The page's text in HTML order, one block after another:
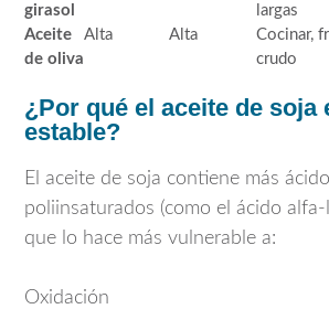
girasol
largas
Aceite
de oliva
Alta Alta
Cocinar,
crudo
¿Por qué el aceite de soja
estable?
El aceite de soja contiene más
poliinsaturados (como el ácido
que lo hace más vulnerable a:
Oxidación